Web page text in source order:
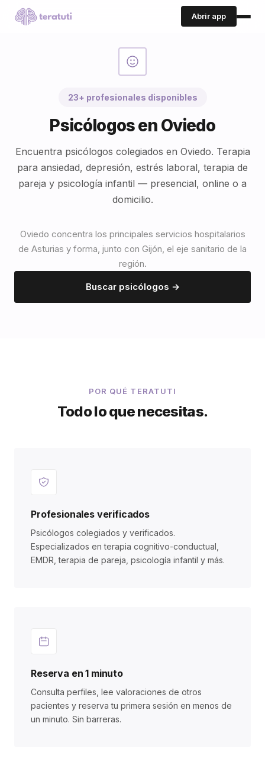
Abrir app
23+ profesionales disponibles
Psicólogos en Oviedo
Encuentra psicólogos colegiados en Oviedo. Terapia
para ansiedad, depresión, estrés laboral, terapia de
pareja y psicología infantil — presencial, online o a
domicilio.
Oviedo concentra los principales servicios hospitalarios
de Asturias y forma, junto con Gijón, el eje sanitario de la
región.
Buscar psicólogos →
POR QUÉ TERATUTI
Todo lo que necesitas.
Profesionales verificados
Psicólogos colegiados y verificados.
Especializados en terapia cognitivo-conductual,
EMDR, terapia de pareja, psicología infantil y más.
Reserva en 1 minuto
Consulta perfiles, lee valoraciones de otros
pacientes y reserva tu primera sesión en menos de
un minuto. Sin barreras.